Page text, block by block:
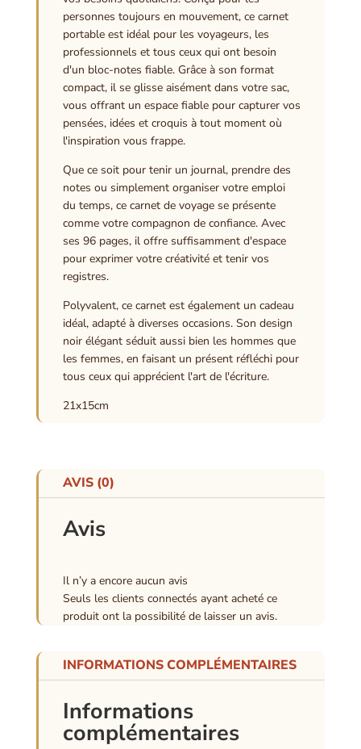
personnes toujours en mouvement, ce carnet
portable est idéal pour les voyageurs, les
professionnels et tous ceux qui ont besoin
d'un bloc-notes fiable. Grâce à son format
compact, il se glisse aisément dans votre sac,
vous offrant un espace fiable pour capturer vos
pensées, idées et croquis à tout moment où
l'inspiration vous frappe.
Que ce soit pour tenir un journal, prendre des
notes ou simplement organiser votre emploi
du temps, ce carnet de voyage se présente
comme votre compagnon de confiance. Avec
ses 96 pages, il offre suffisamment d'espace
pour exprimer votre créativité et tenir vos
registres.
Polyvalent, ce carnet est également un cadeau
idéal, adapté à diverses occasions. Son design
noir élégant séduit aussi bien les hommes que
les femmes, en faisant un présent réfléchi pour
tous ceux qui apprécient l'art de l'écriture.
21x15cm
AVIS (0)
Avis
Il n’y a encore aucun avis
Seuls les clients connectés ayant acheté ce
produit ont la possibilité de laisser un avis.
INFORMATIONS COMPLÉMENTAIRES
Informations
complémentaires